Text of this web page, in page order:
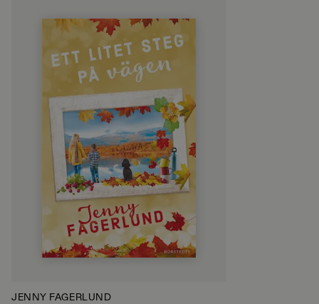
JENNY FAGERLUND